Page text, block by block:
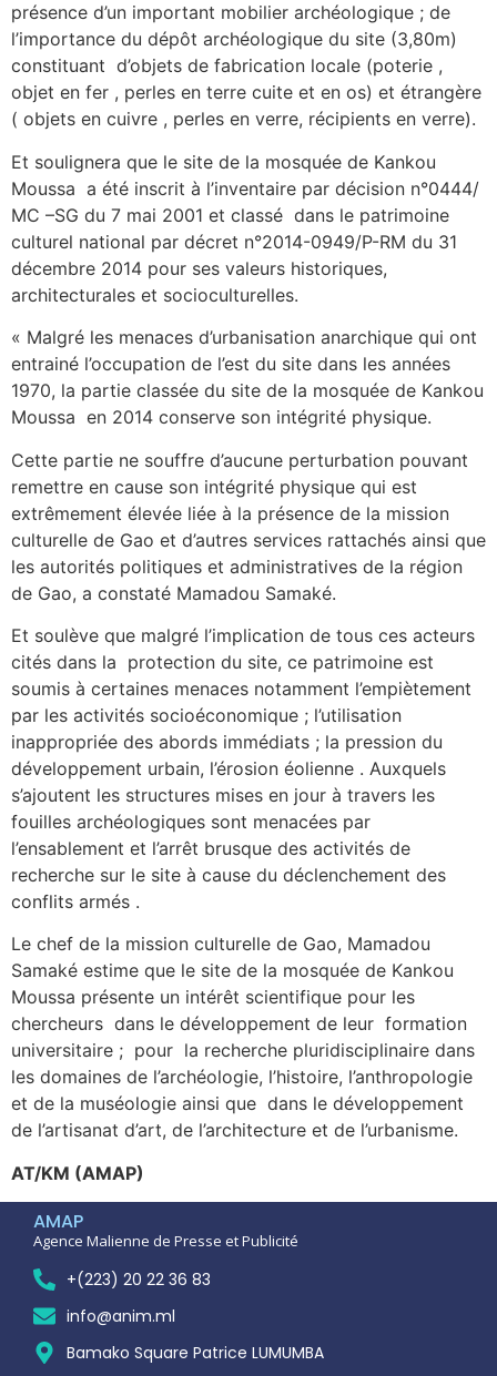
présence d’un important mobilier archéologique ; de
l’importance du dépôt archéologique du site (3,80m)
constituant d’objets de fabrication locale (poterie ,
objet en fer , perles en terre cuite et en os) et étrangère
( objets en cuivre , perles en verre, récipients en verre).
Et soulignera que le site de la mosquée de Kankou
Moussa a été inscrit à l’inventaire par décision n°0444/
MC –SG du 7 mai 2001 et classé dans le patrimoine
culturel national par décret n°2014-0949/P-RM du 31
décembre 2014 pour ses valeurs historiques,
architecturales et socioculturelles.
« Malgré les menaces d’urbanisation anarchique qui ont
entrainé l’occupation de l’est du site dans les années
1970, la partie classée du site de la mosquée de Kankou
Moussa en 2014 conserve son intégrité physique.
Cette partie ne souffre d’aucune perturbation pouvant
remettre en cause son intégrité physique qui est
extrêmement élevée liée à la présence de la mission
culturelle de Gao et d’autres services rattachés ainsi que
les autorités politiques et administratives de la région
de Gao, a constaté Mamadou Samaké.
Et soulève que malgré l’implication de tous ces acteurs
cités dans la protection du site, ce patrimoine est
soumis à certaines menaces notamment l’empiètement
par les activités socioéconomique ; l’utilisation
inappropriée des abords immédiats ; la pression du
développement urbain, l’érosion éolienne . Auxquels
s’ajoutent les structures mises en jour à travers les
fouilles archéologiques sont menacées par
l’ensablement et l’arrêt brusque des activités de
recherche sur le site à cause du déclenchement des
conflits armés .
Le chef de la mission culturelle de Gao, Mamadou
Samaké estime que le site de la mosquée de Kankou
Moussa présente un intérêt scientifique pour les
chercheurs dans le développement de leur formation
universitaire ; pour la recherche pluridisciplinaire dans
les domaines de l’archéologie, l’histoire, l’anthropologie
et de la muséologie ainsi que dans le développement
de l’artisanat d’art, de l’architecture et de l’urbanisme.
AT/KM (AMAP)
AMAP
Agence Malienne de Presse et Publicité
+(223) 20 22 36 83
info@anim.ml
Bamako Square Patrice LUMUMBA